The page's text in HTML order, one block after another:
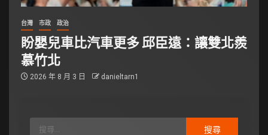
台灣 市政 政治
盼嬰兒車比汽車更多 邱臣遠：讓雙北羨
慕竹北
2026 年 8 月 3 日 danieltarn1